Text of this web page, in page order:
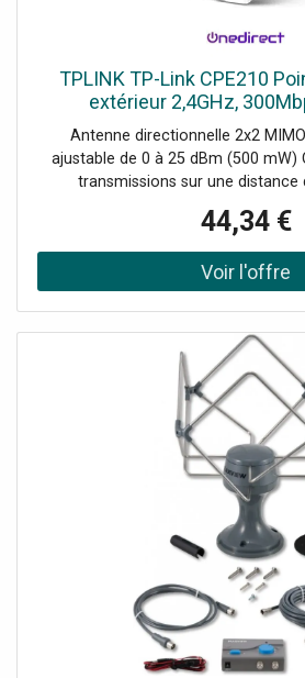
TPLINK TP-Link CPE210
extérieur 2,4GHz,
directionnelle 9dBi MIMO,
sans fil à longue
Antenne directionnelle 2x2
ajustable de 0 à 25 dBm (500 mW)
transmissions sur une distance
Multipoint Gestion centralisée via
AP, client, routeur AP, client routeur
PoE passif supportant jusqu'à 60
redémarrage à
44,34 €